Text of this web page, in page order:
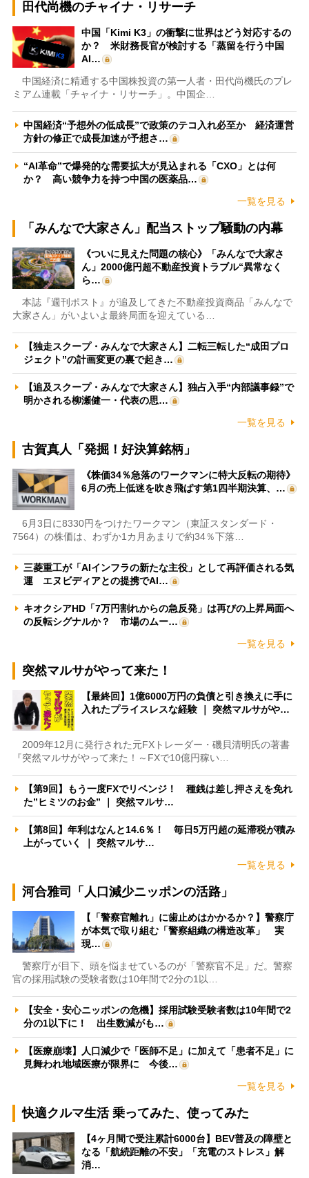
田代尚機のチャイナ・リサーチ
中国「Kimi K3」の衝撃に世界はどう対応するの
か？ 米財務長官が検討する「蒸留を行う中国
AI…
中国経済に精通する中国株投資の第一人者・田代尚機氏のプレ
ミアム連載「チャイナ・リサーチ」。中国企…
中国経済“予想外の低成長”で政策のテコ入れ必至か 経済運営
方針の修正で成長加速が予想さ…
“AI革命”で爆発的な需要拡大が見込まれる「CXO」とは何
か？ 高い競争力を持つ中国の医薬品…
一覧を見る
「みんなで大家さん」配当ストップ騒動の内幕
《ついに見えた問題の核心》「みんなで大家さ
ん」2000億円超不動産投資トラブル“異常なく
ら…
本誌『週刊ポスト』が追及してきた不動産投資商品「みんなで
大家さん」がいよいよ最終局面を迎えている…
【独走スクープ・みんなで大家さん】二転三転した“成田プロ
ジェクト”の計画変更の裏で起き…
【追及スクープ・みんなで大家さん】独占入手“内部議事録”で
明かされる柳瀬健一・代表の思…
一覧を見る
古賀真人「発掘！好決算銘柄」
《株価34％急落のワークマンに特大反転の期待》
6月の売上低迷を吹き飛ばす第1四半期決算、…
6月3日に8330円をつけたワークマン（東証スタンダード・
7564）の株価は、わずか1カ月あまりで約34％下落…
三菱重工が「AIインフラの新たな主役」として再評価される気
運 エヌビディアとの提携でAI…
キオクシアHD「7万円割れからの急反発」は再びの上昇局面へ
の反転シグナルか？ 市場のムー…
一覧を見る
突然マルサがやって来た！
【最終回】1億6000万円の負債と引き換えに手に
入れたプライスレスな経験 ｜ 突然マルサがや…
2009年12月に発行された元FXトレーダー・磯貝清明氏の著書
『突然マルサがやって来た！～FXで10億円稼い…
【第9回】もう一度FXでリベンジ！ 種銭は差し押さえを免れ
た”ヒミツのお金” ｜ 突然マルサ…
【第8回】年利はなんと14.6％！ 毎日5万円超の延滞税が積み
上がっていく ｜ 突然マルサ…
一覧を見る
河合雅司「人口減少ニッポンの活路」
【「警察官離れ」に歯止めはかかるか？】警察庁
が本気で取り組む「警察組織の構造改革」 実
現…
警察庁が目下、頭を悩ませているのが「警察官不足」だ。警察
官の採用試験の受験者数は10年間で2分の1以…
【安全・安心ニッポンの危機】採用試験受験者数は10年間で2
分の1以下に！ 出生数減がも…
【医療崩壊】人口減少で「医師不足」に加えて「患者不足」に
見舞われ地域医療が限界に 今後…
一覧を見る
快適クルマ生活 乗ってみた、使ってみた
【4ヶ月間で受注累計6000台】BEV普及の障壁と
なる「航続距離の不安」「充電のストレス」解
消…